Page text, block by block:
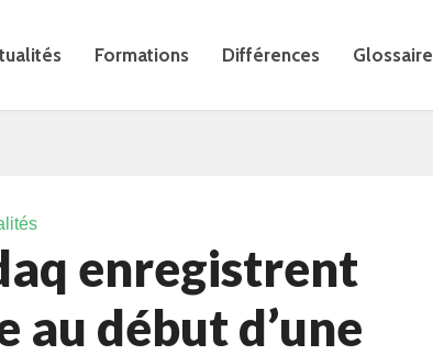
Formations Différences Glossaire
enregistrent
au début d’une